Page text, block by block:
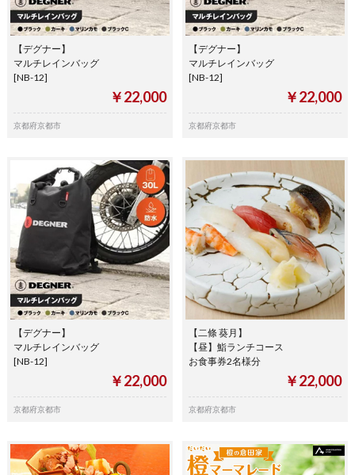
【デグナー】
マルチレインバッグ
[NB-12]
￥22,000
京都府京都市
【デグナー】
マルチレインバッグ
[NB-12]
￥22,000
京都府京都市
【デグナー】
マルチレインバッグ
[NB-12]
￥22,000
京都府京都市
【二條 葵月】
【昼】鮨ランチコース
お食事券2名様分
￥22,000
京都府京都市